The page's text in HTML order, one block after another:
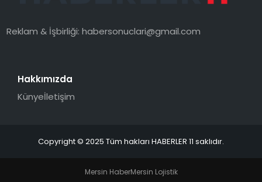
Reklam & İşbirliği:habersonuclari@gmail.com
Hakkımızda
Künyeİletişim
Copyright © 2025 Tüm hakları HABERLER 11 saklıdır.
Mersin HaberMersin Lojistik